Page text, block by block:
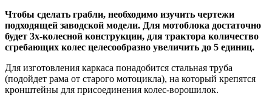
Чтобы сделать грабли, необходимо изучить чертежи
подходящей заводской модели. Для мотоблока достаточно
будет 3х-колесной конструкции, для трактора количество
сгребающих колес целесообразно увеличить до 5 единиц.
Для изготовления каркаса понадобится стальная труба
(подойдет рама от старого мотоцикла), на который крепятся
кронштейны для присоединения колес-ворошилок.